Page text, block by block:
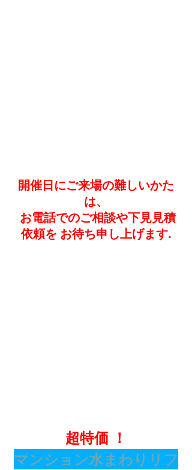
開催日にご来場の難しいかた
は、
依頼を お待ち申し上げます.
超特価 ！
マンション水まわりリフ